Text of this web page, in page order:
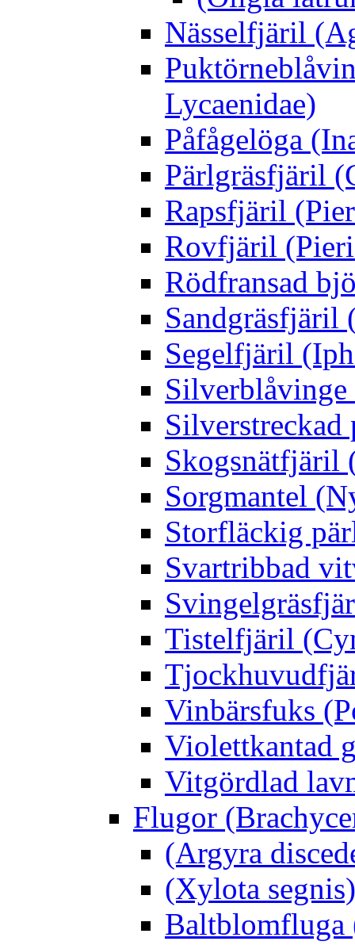
Nässelfjäril
Lycaenidae)
Påfågelöga
Pärlgräsfjäril
Rapsfjäril
Rovfjäril
Rödfransad
Sandgräsfjäril
Segelfjäril
Silverblåvinge
Skogsnätfjäril
Sorgmantel
Storfläckig
Svartribbad
Tistelfjäril
Vinbärsfuks
Violettkantad
Vitgördlad
Flugor
(Argyra
(Xylota segnis)
Baltblomfluga